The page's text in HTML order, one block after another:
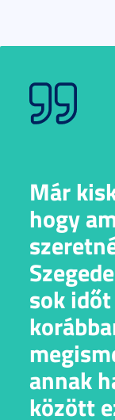
Már
hogy
sok
annak
között